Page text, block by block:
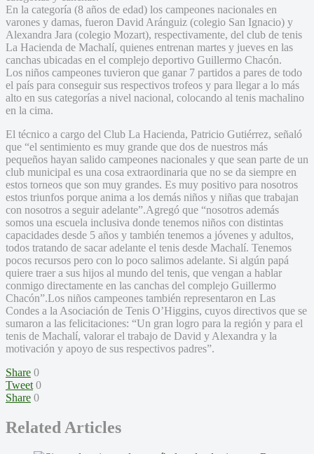
En la categoría (8 años de edad) los campeones nacionales en
varones y damas, fueron David Aránguiz (colegio San Ignacio) y
Alexandra Jara (colegio Mozart), respectivamente, del club de tenis
La Hacienda de Machalí, quienes entrenan martes y jueves en las
canchas ubicadas en el complejo deportivo Guillermo Chacón.
Los niños campeones tuvieron que ganar 7 partidos a pares de todo
el país para conseguir sus respectivos trofeos y para llegar a lo más
alto en sus categorías a nivel nacional, colocando al tenis machalino
en la cima.
El técnico a cargo del Club La Hacienda, Patricio Gutiérrez, señaló
que “el sentimiento es muy grande que dos de nuestros más
pequeños hayan salido campeones nacionales y que sean parte de un
club municipal es una cosa extraordinaria que no se da siempre en
estos torneos que son muy grandes. Es muy positivo para nosotros
estos triunfos porque anima a los demás niños y niñas que trabajan
con nosotros a seguir adelante”.Agregó que “nosotros además
somos una escuela inclusiva donde tenemos niños con distintas
capacidades desde 5 años y también tenemos a jóvenes y adultos,
todos tratando de sacar adelante el tenis desde Machalí. Tenemos
pocos recursos pero con lo poco salimos adelante. Si algún papá
quiere traer a sus hijos al mundo del tenis, que vengan a hablar
conmigo directamente en las canchas del complejo Guillermo
Chacón”.Los niños campeones también representaron en Las
Condes a la Asociación de Tenis O’Higgins, cuyos directivos que se
sumaron a las felicitaciones: “Un gran logro para la región y para el
tenis de Machalí, valorar el trabajo de David y Alexandra y la
motivación y apoyo de sus respectivos padres”.
Share 0
Tweet 0
Share 0
Related Articles